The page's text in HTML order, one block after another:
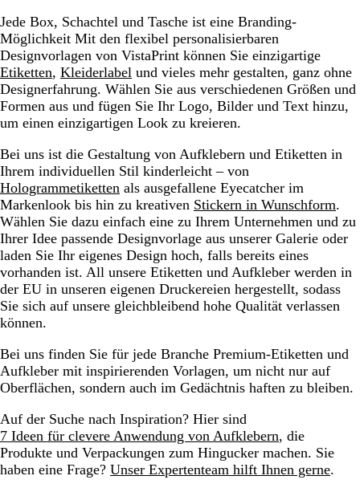
Jede Box, Schachtel und Tasche ist eine Branding-
Möglichkeit Mit den flexibel personalisierbaren
Designvorlagen von VistaPrint können Sie einzigartige
Etiketten, Kleiderlabel und vieles mehr gestalten, ganz ohne
Designerfahrung. Wählen Sie aus verschiedenen Größen und
Formen aus und fügen Sie Ihr Logo, Bilder und Text hinzu,
um einen einzigartigen Look zu kreieren.
Bei uns ist die Gestaltung von Aufklebern und Etiketten in
Ihrem individuellen Stil kinderleicht – von
Hologrammetiketten als ausgefallene Eyecatcher im
Markenlook bis hin zu kreativen Stickern in Wunschform.
Wählen Sie dazu einfach eine zu Ihrem Unternehmen und zu
Ihrer Idee passende Designvorlage aus unserer Galerie oder
laden Sie Ihr eigenes Design hoch, falls bereits eines
vorhanden ist. All unsere Etiketten und Aufkleber werden in
der EU in unseren eigenen Druckereien hergestellt, sodass
Sie sich auf unsere gleichbleibend hohe Qualität verlassen
können.
Bei uns finden Sie für jede Branche Premium-Etiketten und
Aufkleber mit inspirierenden Vorlagen, um nicht nur auf
Oberflächen, sondern auch im Gedächtnis haften zu bleiben.
Auf der Suche nach Inspiration? Hier sind
7 Ideen für clevere Anwendung von Aufklebern, die
Produkte und Verpackungen zum Hingucker machen. Sie
haben eine Frage? Unser Expertenteam hilft Ihnen gerne.